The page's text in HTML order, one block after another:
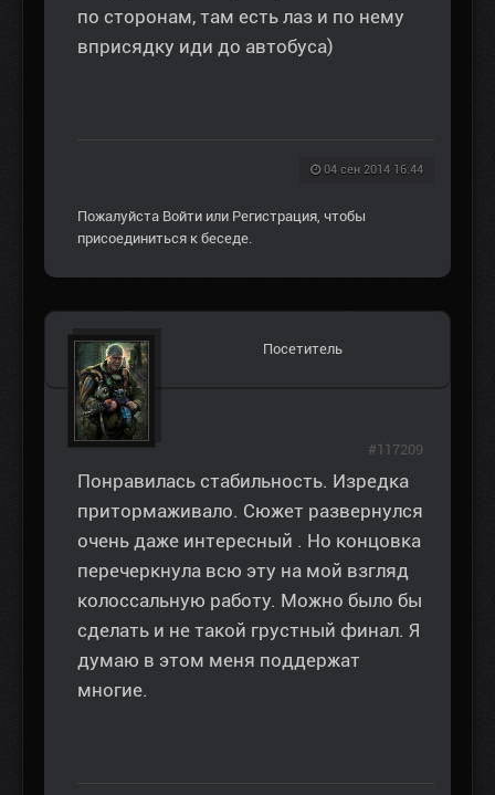
по сторонам, там есть лаз и по нему
вприсядку иди до автобуса)
04 сен 2014 16:44
Пожалуйста Войти или Регистрация, чтобы
присоединиться к беседе.
Посетитель
Понравилась стабильность. Изредка
притормаживало. Сюжет развернулся
очень даже интересный . Но концовка
перечеркнула всю эту на мой взгляд
колоссальную работу. Можно было бы
сделать и не такой грустный финал. Я
думаю в этом меня поддержат
многие.
#117209